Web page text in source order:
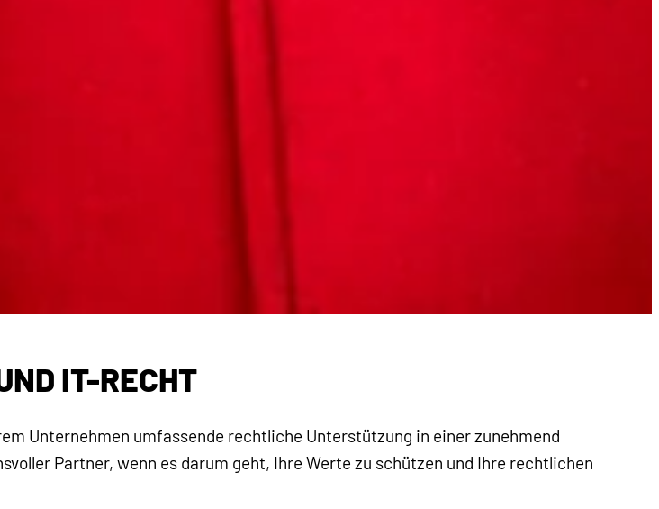
IT-RECHT
Unternehmen umfassende rechtliche Unterstützung in einer zunehmend
Partner, wenn es darum geht, Ihre Werte zu schützen und Ihre rechtlichen